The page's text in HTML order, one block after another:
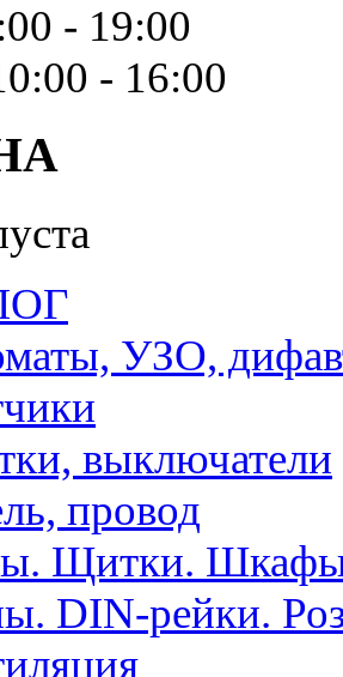
- 19:00
- 16:00
УЗО,
выключатели
провод
Щитки.
DIN-рейки.